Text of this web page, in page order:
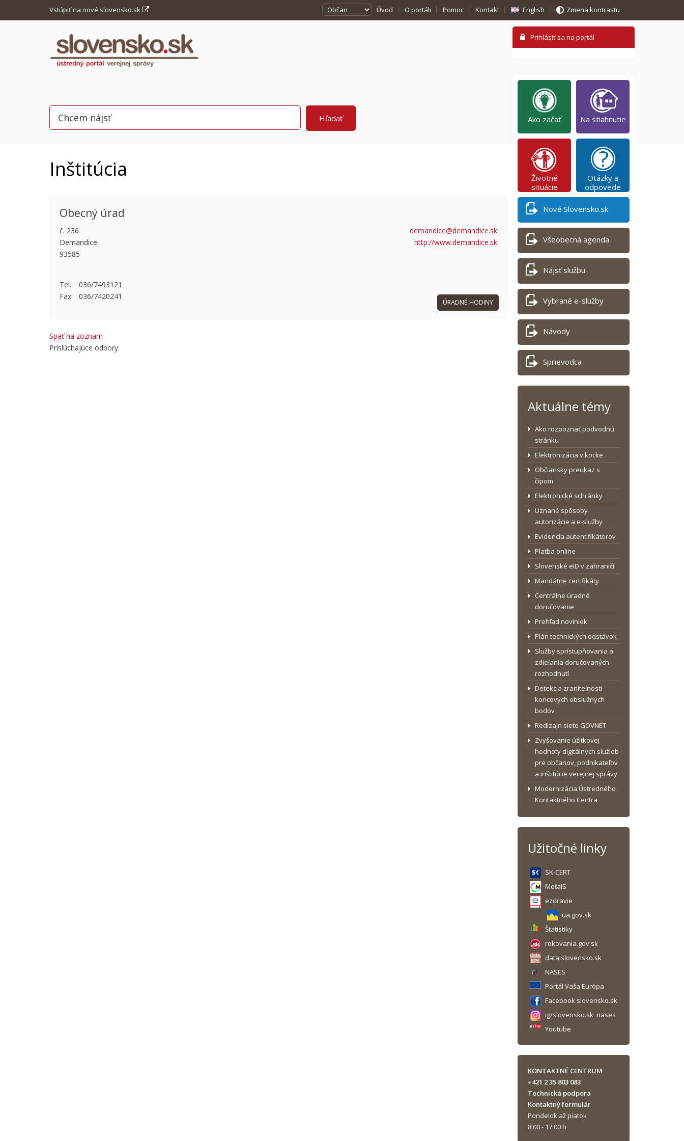
Vstúpiť na nové slovensko.sk Úvod O portáli Pomoc Kontakt English Zmena kontrastu
Inštitúcia
Obecný úrad
č. 236
Demandice
93585
demandice@demandice.sk
http://www.demandice.sk
Tel.: 036/7493121
Fax: 036/7420241
ÚRADNÉ HODINY
Späť na zoznam
Prislúchajúce odbory:
Ako začať Na stiahnutie
Životné
situácie
Otázky a
odpovede
Nové Slovensko.sk
Všeobecná agenda
Nájsť službu
Vybrané e-služby
Návody
Sprievodca
Aktuálne témy
Ako rozpoznať podvodnú
stránku
Elektronizácia v kocke
Občiansky preukaz s
čipom
Elektronické schránky
Uznané spôsoby
autorizácie a e-služby
Evidencia autentifikátorov
Platba online
Slovenské eID v zahraničí
Mandátne certifikáty
Centrálne úradné
doručovanie
Prehľad noviniek
Plán technických odstávok
Služby sprístupňovania a
zdieľania doručovaných
rozhodnutí
Detekcia zraniteľnosti
koncových obslužných
bodov
Redizajn siete GOVNET
Zvyšovanie úžitkovej
hodnoty digitálnych služieb
pre občanov, podnikateľov
a inštitúcie verejnej správy
Modernizácia Ústredného
Kontaktného Centra
Užitočné linky
SK-CERT
MetaIS
ezdravie
ua.gov.sk
Štatistiky
rokovania.gov.sk
data.slovensko.sk
NASES
Portál Vaša Európa
Facebook slovensko.sk
ig/slovensko.sk_nases
Youtube
KONTAKTNÉ CENTRUM
+421 2 35 803 083
Technická podpora
Kontaktný formulár
Pondelok až piatok
8.00 - 17.00 h